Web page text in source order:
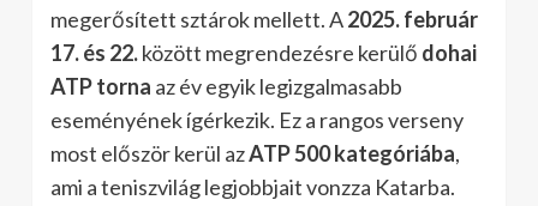
megerősített sztárok mellett. A2025. február
17. és 22.között megrendezésre kerülő dohai
ATP torna az év egyik legizgalmasabb
eseményének ígérkezik. Ez a rangos verseny
most először kerül azATP 500 kategóriába,
ami a teniszvilág legjobbjait vonzza Katarba.